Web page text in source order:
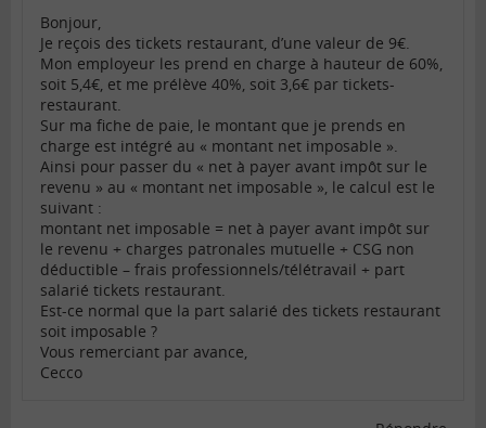
Bonjour,
Je reçois des tickets restaurant, d’une valeur de 9€.
Mon employeur les prend en charge à hauteur de 60%,
soit 5,4€, et me prélève 40%, soit 3,6€ par tickets-
restaurant.
Sur ma fiche de paie, le montant que je prends en
charge est intégré au « montant net imposable ».
Ainsi pour passer du « net à payer avant impôt sur le
revenu » au « montant net imposable », le calcul est le
suivant :
montant net imposable = net à payer avant impôt sur
le revenu + charges patronales mutuelle + CSG non
déductible – frais professionnels/télétravail + part
salarié tickets restaurant.
Est-ce normal que la part salarié des tickets restaurant
soit imposable ?
Vous remerciant par avance,
Cecco